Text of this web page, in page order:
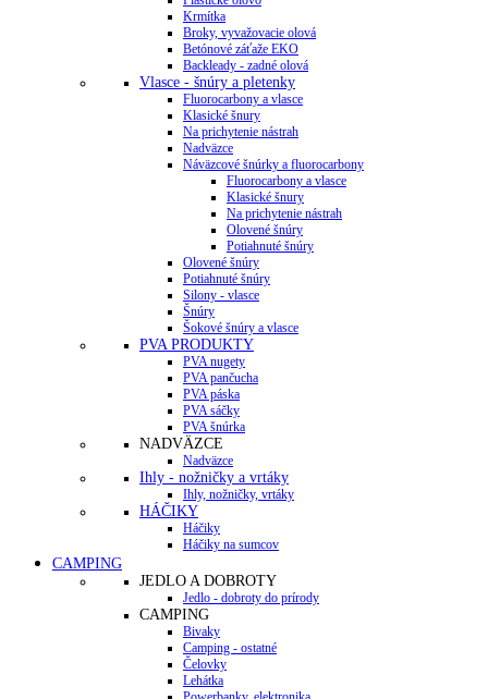
Krmítka
Broky, vyvažovacie olová
Betónové záťaže EKO
Backleady - zadné olová
Vlasce - šnúry a pletenky
Fluorocarbony a vlasce
Klasické šnury
Na prichytenie nástrah
Nadväzce
Náväzcové šnúrky a fluorocarbony
Fluorocarbony a vlasce
Klasické šnury
Na prichytenie nástrah
Olovené šnúry
Potiahnuté šnúry
Olovené šnúry
Potiahnuté šnúry
Silony - vlasce
Šnúry
Šokové šnúry a vlasce
PVA PRODUKTY
PVA nugety
PVA pančucha
PVA páska
PVA sáčky
PVA šnúrka
NADVÄZCE
Nadväzce
Ihly - nožničky a vrtáky
Ihly, nožničky, vrtáky
HÁČIKY
Háčiky
Háčiky na sumcov
CAMPING
JEDLO A DOBROTY
Jedlo - dobroty do prírody
CAMPING
Bivaky
Camping - ostatné
Čelovky
Lehátka